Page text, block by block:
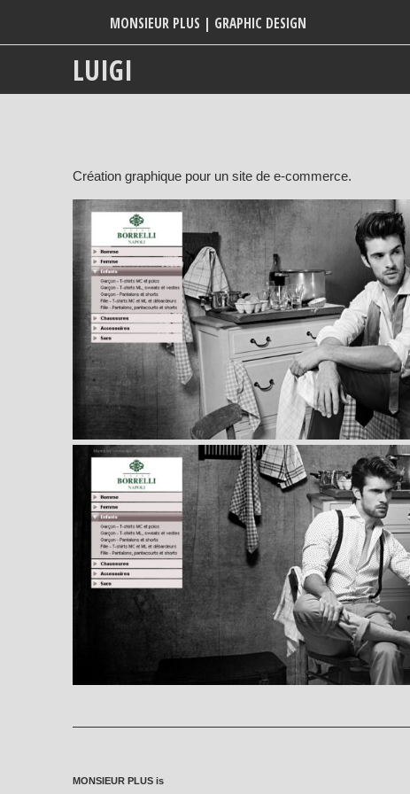
MONSIEUR PLUS | GRAPHIC DESIGN
LUIGI
Création graphique pour un site de e-commerce.
MONSIEUR PLUS is